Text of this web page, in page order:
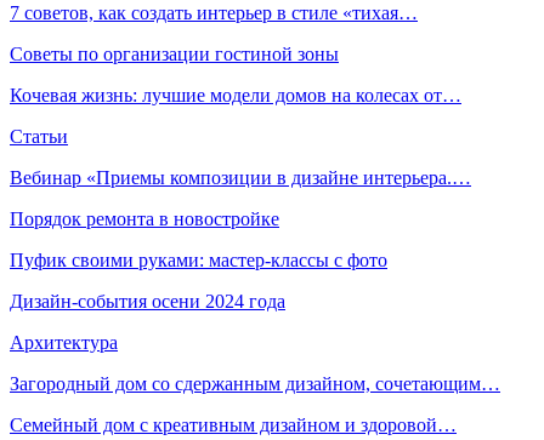
7 советов, как создать интерьер в стиле «тихая…
Советы по организации гостиной зоны
Кочевая жизнь: лучшие модели домов на колесах от…
Статьи
Вебинар «Приемы композиции в дизайне интерьера.…
Порядок ремонта в новостройке
Пуфик своими руками: мастер-классы с фото
Дизайн-события осени 2024 года
Архитектура
Загородный дом со сдержанным дизайном, сочетающим…
Семейный дом с креативным дизайном и здоровой…